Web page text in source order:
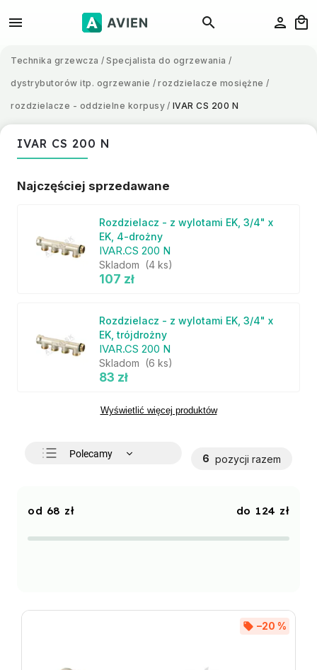
Technika grzewcza / Specjalista do ogrzewania /
dystrybutorów itp. ogrzewanie / rozdzielacze mosiężne /
rozdzielacze - oddzielne korpusy / IVAR CS 200 N
IVAR CS 200 N
Najczęściej sprzedawane
Rozdzielacz - z wylotami EK, 3/4" x
EK, 4-drożny
IVAR.CS 200 N
Skladom (4 ks)
107 zł
Rozdzielacz - z wylotami EK, 3/4" x
EK, trójdrożny
IVAR.CS 200 N
Skladom (6 ks)
83 zł
Wyświetlić więcej produktów
Polecamy
Alfabetycznie
6 pozycji razem
68 zł 124 zł
–20 %